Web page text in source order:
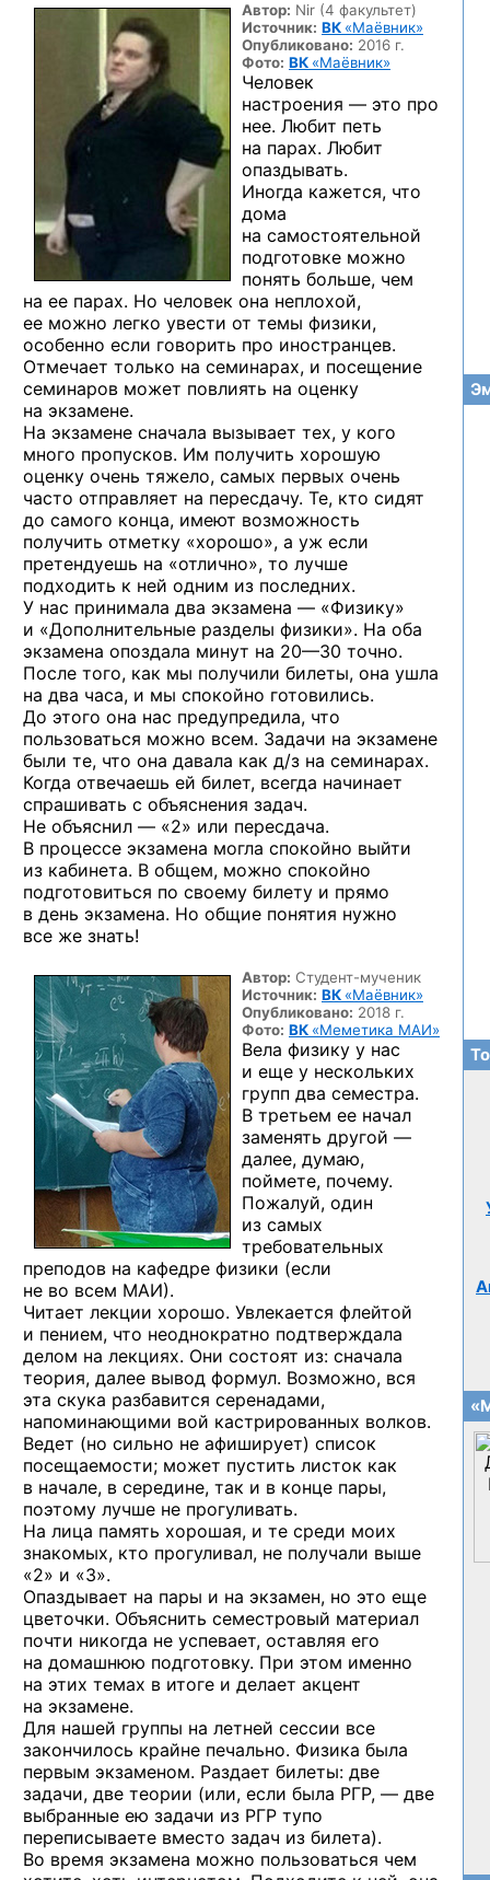
Автор: Nir (4 факультет)
Источник: ВК «Маёвник»
Опубликовано: 2016 г.
Фото: ВК «Маёвник»
Человек
настроения — это про
нее. Любит петь
на парах. Любит
опаздывать.
Иногда кажется, что
дома
на самостоятельной
подготовке можно
понять больше, чем
на ее парах. Но человек она неплохой,
ее можно легко увести от темы физики,
особенно если говорить про иностранцев.
Отмечает только на семинарах, и посещение
семинаров может повлиять на оценку
на экзамене.
На экзамене сначала вызывает тех, у кого
много пропусков. Им получить хорошую
оценку очень тяжело, самых первых очень
часто отправляет на пересдачу. Те, кто сидят
до самого конца, имеют возможность
получить отметку «хорошо», а уж если
претендуешь на «отлично», то лучше
подходить к ней одним из последних.
У нас принимала два экзамена — «Физику»
и «Дополнительные разделы физики». На оба
экзамена опоздала минут на 20—30 точно.
После того, как мы получили билеты, она ушла
на два часа, и мы спокойно готовились.
До этого она нас предупредила, что
пользоваться можно всем. Задачи на экзамене
были те, что она давала как д/з на семинарах.
Когда отвечаешь ей билет, всегда начинает
спрашивать с объяснения задач.
Не объяснил — «2» или пересдача.
В процессе экзамена могла спокойно выйти
из кабинета. В общем, можно спокойно
подготовиться по своему билету и прямо
в день экзамена. Но общие понятия нужно
все же знать!
Автор: Студент-мученик
Источник: ВК «Маёвник»
Опубликовано: 2018 г.
Фото: ВК «Меметика МАИ»
Вела физику у нас
и еще у нескольких
групп два семестра.
В третьем ее начал
заменять другой —
далее, думаю,
поймете, почему.
Пожалуй, один
из самых
требовательных
преподов на кафедре физики (если
не во всем МАИ).
Читает лекции хорошо. Увлекается флейтой
и пением, что неоднократно подтверждала
делом на лекциях. Они состоят из: сначала
теория, далее вывод формул. Возможно, вся
эта скука разбавится серенадами,
напоминающими вой кастрированных волков.
Ведет (но сильно не афиширует) список
посещаемости; может пустить листок как
в начале, в середине, так и в конце пары,
поэтому лучше не прогуливать.
На лица память хорошая, и те среди моих
знакомых, кто прогуливал, не получали выше
«2» и «3».
Опаздывает на пары и на экзамен, но это еще
цветочки. Объяснить семестровый материал
почти никогда не успевает, оставляя его
на домашнюю подготовку. При этом именно
на этих темах в итоге и делает акцент
на экзамене.
Для нашей группы на летней сессии все
закончилось крайне печально. Физика была
первым экзаменом. Раздает билеты: две
задачи, две теории (или, если была РГР, — две
выбранные ею задачи из РГР тупо
переписываете вместо задач из билета).
Во время экзамена можно пользоваться чем